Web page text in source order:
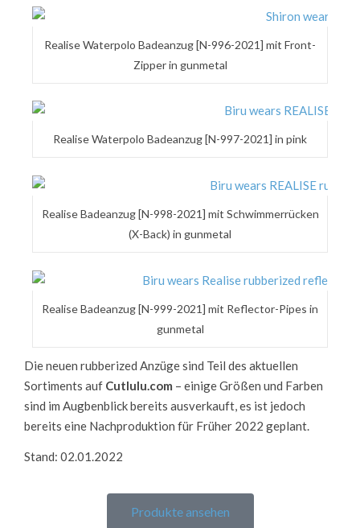
Realise Waterpolo Badeanzug [N-996-2021] mit Front-
Zipper in gunmetal
Realise Waterpolo Badeanzug [N-997-2021] in pink
Realise Badeanzug [N-998-2021] mit Schwimmerrücken
(X-Back) in gunmetal
Realise Badeanzug [N-999-2021] mit Reflector-Pipes in
gunmetal
Die neuen rubberized Anzüge sind Teil des aktuellen
Sortiments auf Cutlulu.com – einige Größen und Farben
sind im Augbenblick bereits ausverkauft, es ist jedoch
bereits eine Nachproduktion für Früher 2022 geplant.
Stand: 02.01.2022
Produkte ansehen